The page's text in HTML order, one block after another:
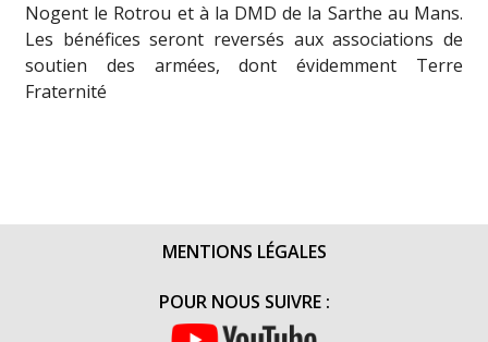
Nogent le Rotrou et à la DMD de la Sarthe au Mans.
Les bénéfices seront reversés aux associations de
soutien des armées, dont évidemment Terre
Fraternité
MENTIONS LÉGALES
POUR NOUS SUIVRE :